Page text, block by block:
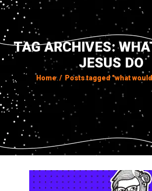
TAG ARCHIVES:
JESUS DO
Home / Posts tagged "what